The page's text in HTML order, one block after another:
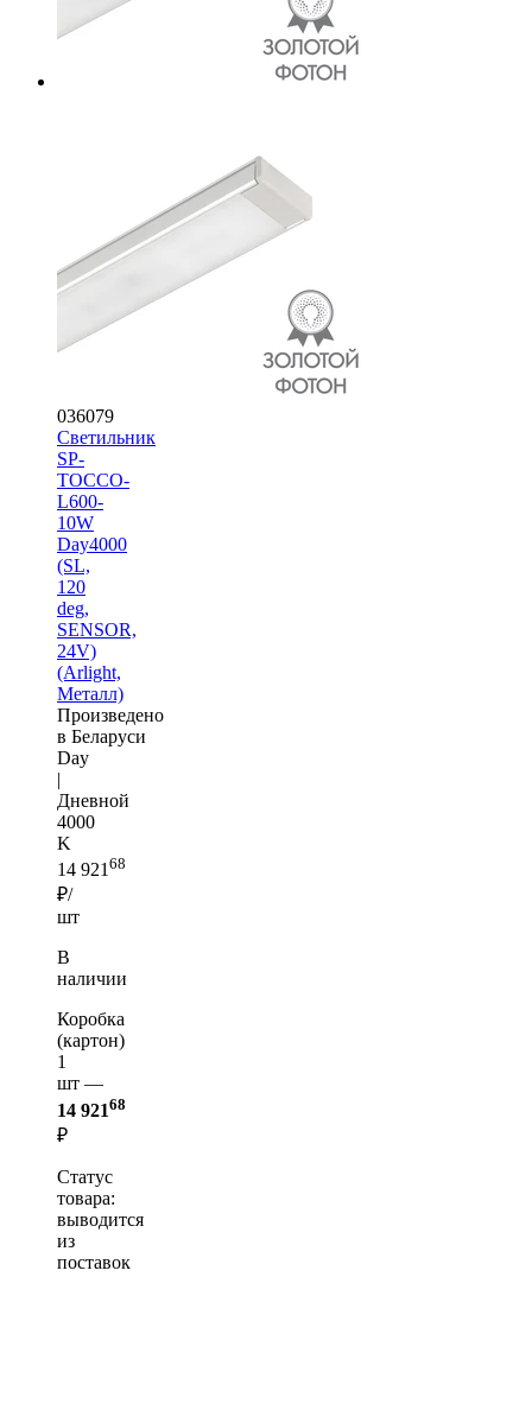
036079
Светильник
SP-
TOCCO-
L600-
10W
Day4000
(SL,
120
deg,
SENSOR,
24V)
(Arlight,
Металл)
Произведено
в Беларуси
Day
|
Дневной
4000
K
14 921 68
₽/
шт
В
наличии
Коробка
(картон)
1
шт —
14 92168
₽
Статус
товара:
выводится
из
поставок